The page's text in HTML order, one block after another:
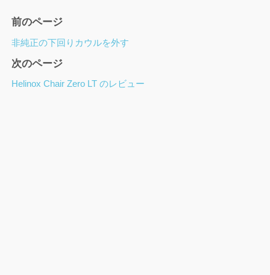
ペ
ー
ジ
ナ
ビ
前のページ
非純正の下回りカウルを外す
次のページ
Helinox Chair Zero LT のレビュー